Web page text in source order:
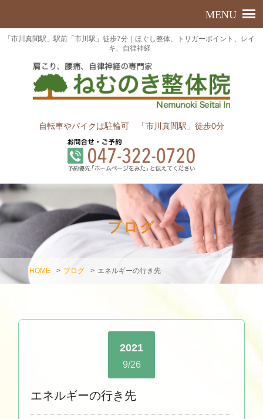
「市川真間駅」駅前「市川駅」徒歩7分｜ほぐし整体、トリガーポイント、レイ
キ、自律神経
自転車やバイクは駐輪可 「市川真間駅」徒歩0分
ブログ
HOME > ブログ > エネルギーの行き先
2021
9/26
エネルギーの行き先